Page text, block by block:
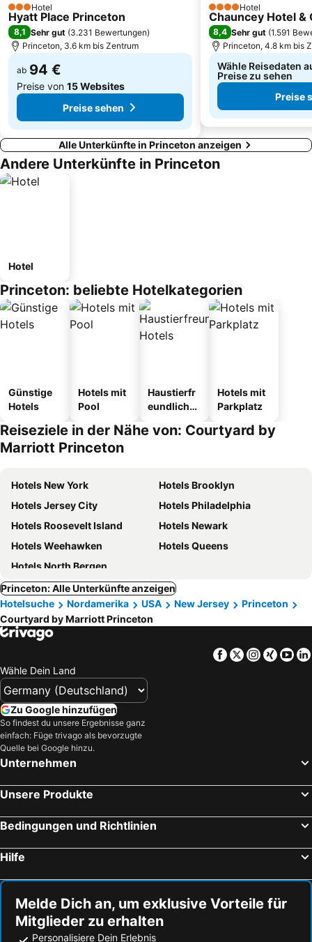
3 Sterne
Hotel
Hyatt Place Princeton
8,1 Sehr gut (3.231 Bewertungen)
Princeton, 3.6 km bis Zentrum
ab 94 €
Preise von 15 Websites
Preise sehen
4 SterneHotel
Chauncey Hotel
8,4 Sehr gut (1.591
Princeton, 4.8 km bis
Wähle Reisedaten
Preise zu sehen
Preise
Alle Unterkünfte in Princeton anzeigen
Andere Unterkünfte in Princeton
Hotel
Princeton: beliebte Hotelkategorien
Günstige
Hotels
Hotels mit
Pool
Haustierfr
eundliche
Hotels mit
Parkplatz
Reiseziele in der Nähe von: Courtyard by
Marriott Princeton
Hotels New York
Hotels Brooklyn
Hotels Jersey City
Hotels Philadelphia
Hotels Roosevelt Island
Hotels Newark
Hotels Weehawken
Hotels Queens
Hotels North Bergen
Princeton: Alle Unterkünfte anzeigen
Hotelsuche
Nordamerika USA New Jersey
Princeton
Courtyard by Marriott Princeton
Facebook
TwitterXing
Wähle Dein Land
Zu Google hinzufügen
So findest du unsere Ergebnisse ganz
einfach: Füge trivago als bevorzugte
Quelle bei Google hinzu.
Unternehmen
Unsere Produkte
Bedingungen und Richtlinien
Hilfe
Melde Dich an, um exklusive Vorteile für
Mitglieder zu erhalten
Personalisiere Dein Erlebnis